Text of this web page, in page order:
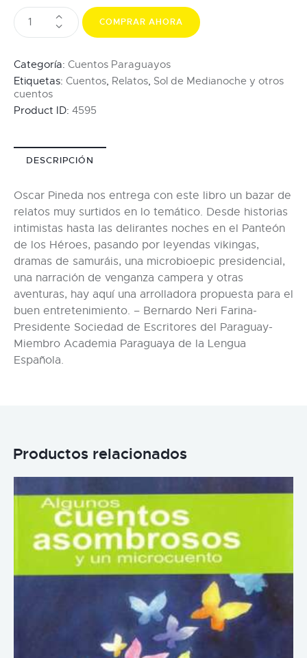
COMPRAR AHORA
Categoría: Cuentos Paraguayos
Etiquetas: Cuentos, Relatos, Sol de Medianoche y otros
cuentos
Product ID: 4595
DESCRIPCIÓN
Oscar Pineda nos entrega con este libro un bazar de
relatos muy surtidos en lo temático. Desde historias
intimistas hasta las delirantes noches en el Panteón
de los Héroes, pasando por leyendas vikingas,
dramas de samuráis, una microbioepic presidencial,
una narración de venganza campera y otras
aventuras, hay aquí una arrolladora propuesta para el
buen entretenimiento. – Bernardo Neri Farina-
Presidente Sociedad de Escritores del Paraguay-
Miembro Academia Paraguaya de la Lengua
Española.
Productos relacionados